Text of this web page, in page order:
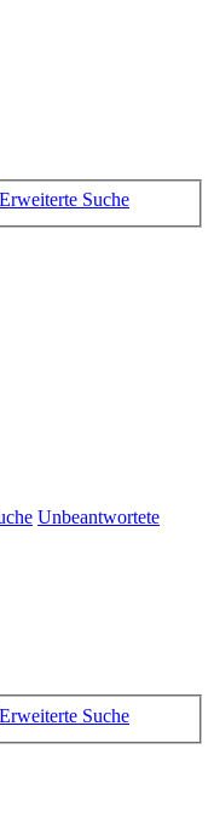
Erweiterte Suche
Unbeantwortete
Erweiterte Suche